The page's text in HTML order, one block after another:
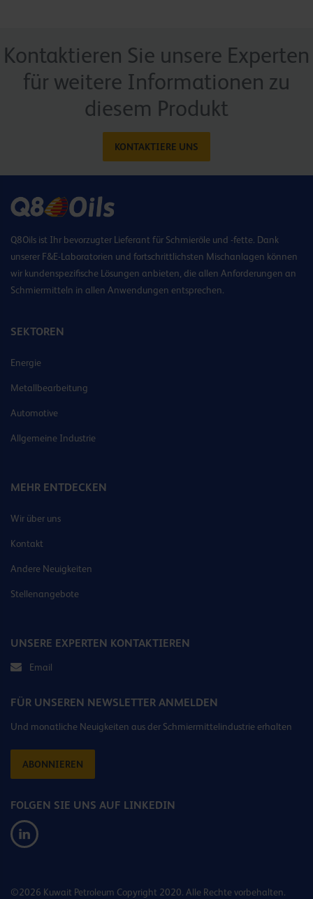
Kontaktieren Sie unsere Experten
für weitere Informationen zu
diesem Produkt
KONTAKTIERE UNS
Q8Oils ist Ihr bevorzugter Lieferant für Schmieröle und -fette. Dank
unserer F&E-Laboratorien und fortschrittlichsten Mischanlagen können
wir kundenspezifische Lösungen anbieten, die allen Anforderungen an
Schmiermitteln in allen Anwendungen entsprechen.
SEKTOREN
Energie
Metallbearbeitung
Automotive
Allgemeine Industrie
MEHR ENTDECKEN
Wir über uns
Kontakt
Andere Neuigkeiten
Stellenangebote
UNSERE EXPERTEN KONTAKTIEREN
Email
FÜR UNSEREN NEWSLETTER ANMELDEN
Und monatliche Neuigkeiten aus der Schmiermittelindustrie erhalten
ABONNIEREN
FOLGEN SIE UNS AUF LINKEDIN
©2026 Kuwait Petroleum Copyright 2020. Alle Rechte vorbehalten.